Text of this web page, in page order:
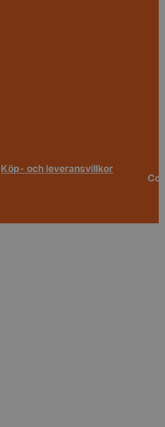
Köp- och leveransvillkor